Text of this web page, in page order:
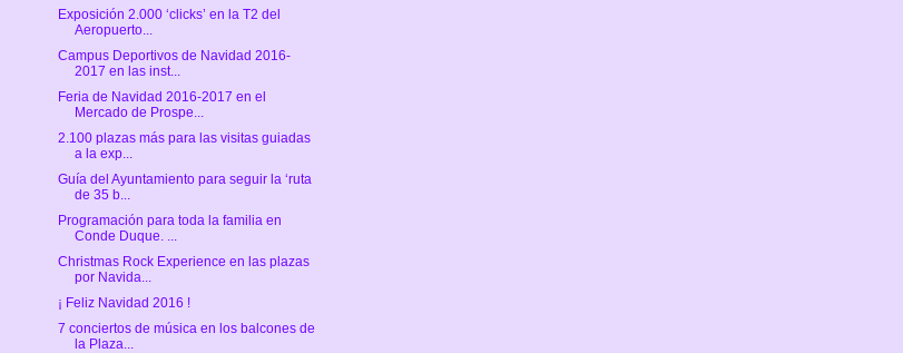
Exposición 2.000 ‘clicks’ en la T2 del
Aeropuerto...
Campus Deportivos de Navidad 2016-
2017 en las inst...
Feria de Navidad 2016-2017 en el
Mercado de Prospe...
2.100 plazas más para las visitas guiadas
a la exp...
Guía del Ayuntamiento para seguir la ‘ruta
de 35 b...
Programación para toda la familia en
Conde Duque. ...
Christmas Rock Experience en las plazas
por Navida...
¡ Feliz Navidad 2016 !
7 conciertos de música en los balcones de
la Plaza...